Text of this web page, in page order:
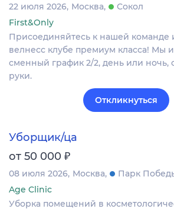
22 июля 2026 Москва
Сокол
First&Only
Присоединяйтесь к нашей команде
велнесс клубе премиум класса! Мы
сменный график 2/2, день или ночь,
руки.
Откликнуться
Уборщик/ца
от 50 000 ₽
08 июля 2026 Москва
Парк
Age Clinic
Уборка помещений в